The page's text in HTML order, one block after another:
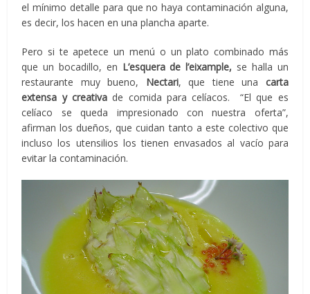
el mínimo detalle para que no haya contaminación alguna,
es decir, los hacen en una plancha aparte.
Pero si te apetece un menú o un plato combinado más
que un bocadillo, en L’esquera de l’eixample, se halla un
restaurante muy bueno, Nectari, que tiene una carta
extensa y creativade comida para celíacos. “El que es
celíaco se queda impresionado con nuestra oferta”,
afirman los dueños, que cuidan tanto a este colectivo que
incluso los utensilios los tienen envasados al vacío para
evitar la contaminación.